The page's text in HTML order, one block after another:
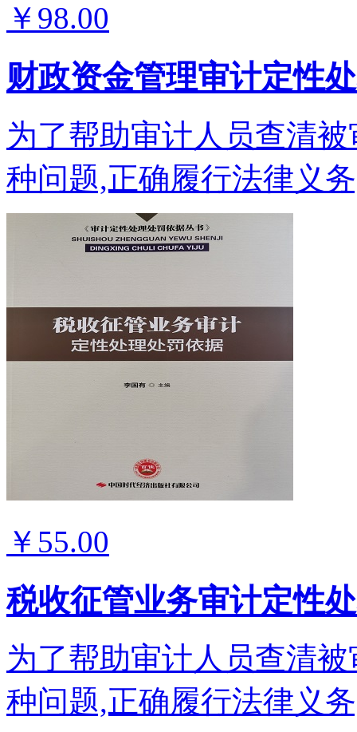
￥98.00
财政资金管理审计定性
为了帮助审计人员查清
种问题,正确履行法律义
￥55.00
税收征管业务审计定性
为了帮助审计人员查清
种问题,正确履行法律义